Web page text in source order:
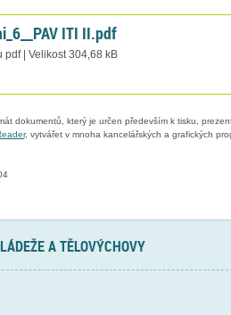
ITI II.pdf
pdf | Velikost 304,68 kB
dokumentů, který je určen především k tisku,
, vytvářet v mnoha kancelářských a grafických
A TĚLOVÝCHOVY